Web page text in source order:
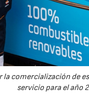
comercialización de
servicio para el año